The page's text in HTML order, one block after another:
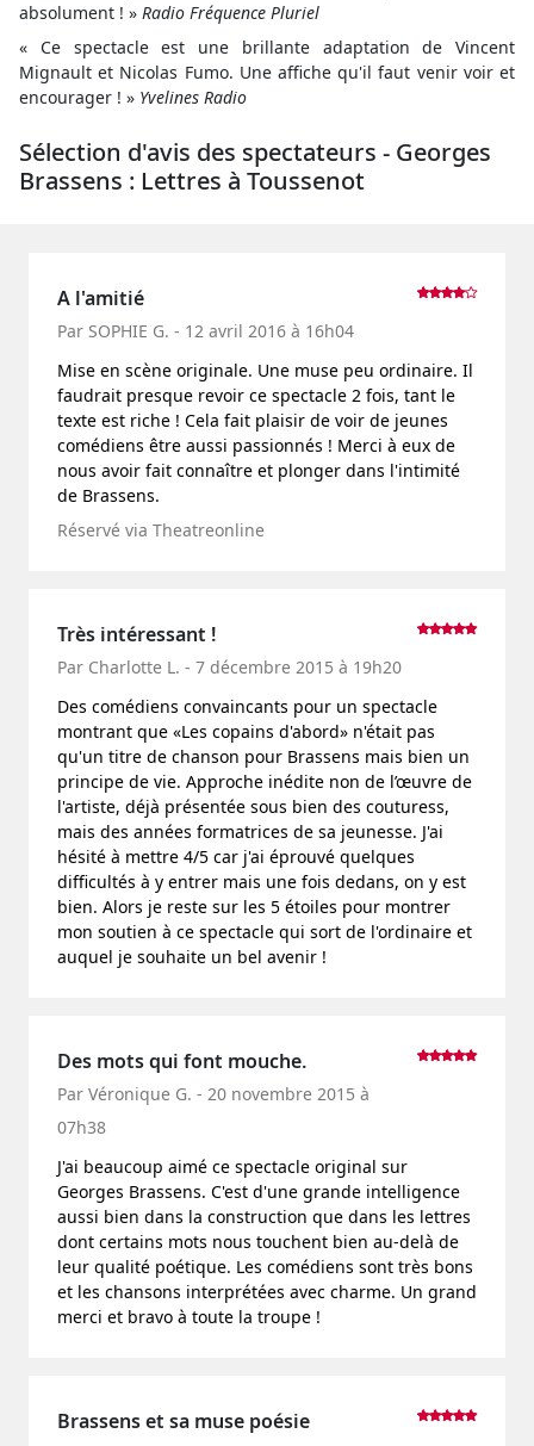
absolument ! » Radio Fréquence Pluriel
« Ce spectacle est une brillante adaptation de Vincent
Mignault et Nicolas Fumo. Une affiche qu'il faut venir voir et
encourager ! » Yvelines Radio
Sélection d'avis des spectateurs - Georges
Brassens : Lettres à Toussenot
A l'amitié
Par SOPHIE G. - 12 avril 2016 à 16h04
Mise en scène originale. Une muse peu ordinaire. Il
faudrait presque revoir ce spectacle 2 fois, tant le
texte est riche ! Cela fait plaisir de voir de jeunes
comédiens être aussi passionnés ! Merci à eux de
nous avoir fait connaître et plonger dans l'intimité
de Brassens.
Réservé via Theatreonline
Très intéressant !
Par Charlotte L. - 7 décembre 2015 à 19h20
Des comédiens convaincants pour un spectacle
montrant que «Les copains d'abord» n'était pas
qu'un titre de chanson pour Brassens mais bien un
principe de vie. Approche inédite non de l’œuvre de
l'artiste, déjà présentée sous bien des couturess,
mais des années formatrices de sa jeunesse. J'ai
hésité à mettre 4/5 car j'ai éprouvé quelques
difficultés à y entrer mais une fois dedans, on y est
bien. Alors je reste sur les 5 étoiles pour montrer
mon soutien à ce spectacle qui sort de l'ordinaire et
auquel je souhaite un bel avenir !
Des mots qui font mouche.
Par Véronique G. - 20 novembre 2015 à
07h38
J'ai beaucoup aimé ce spectacle original sur
Georges Brassens. C'est d'une grande intelligence
aussi bien dans la construction que dans les lettres
dont certains mots nous touchent bien au-delà de
leur qualité poétique. Les comédiens sont très bons
et les chansons interprétées avec charme. Un grand
merci et bravo à toute la troupe !
Brassens et sa muse poésie